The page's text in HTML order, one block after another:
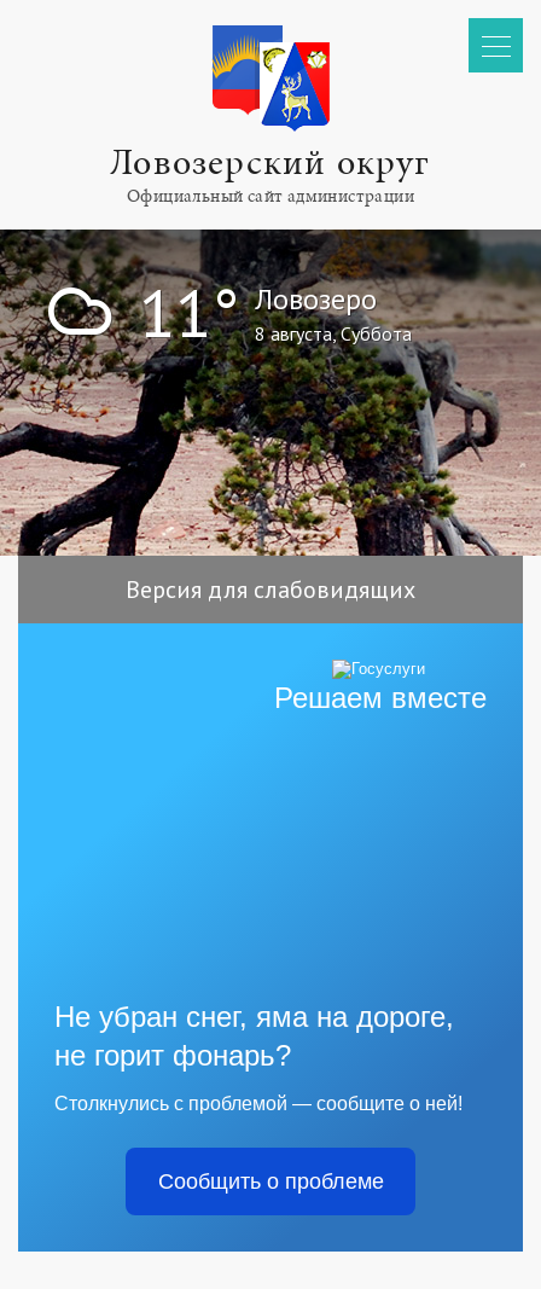
Ловозерский округ
Официальный сайт администрации
! 11° Ловозеро
8 августа, Суббота
Версия для слабовидящих
Решаем вместе
Не убран снег, яма на дороге,
не горит фонарь?
Столкнулись с проблемой — сообщите о ней!
Сообщить о проблеме